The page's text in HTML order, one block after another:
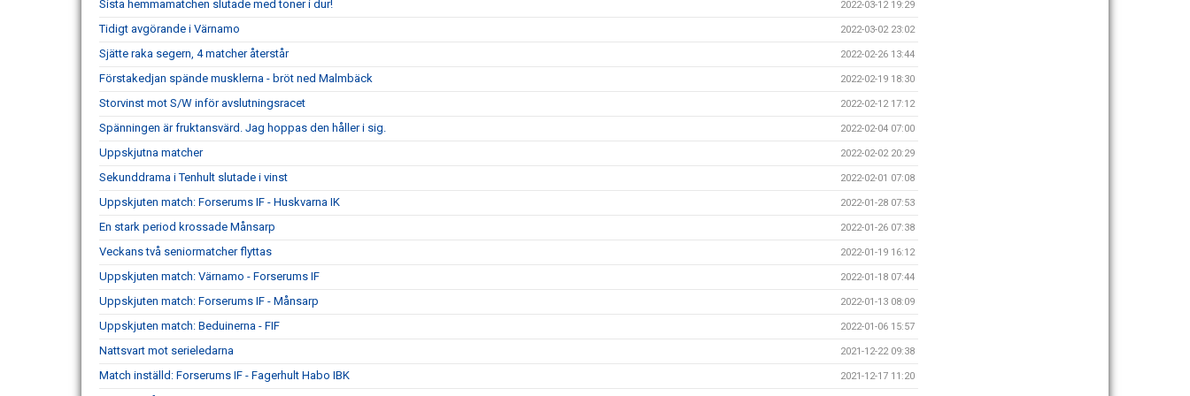
Sista hemmamatchen slutade med toner i dur! 2022-03-12 19:29
Tidigt avgörande i Värnamo 2022-03-02 23:02
Sjätte raka segern, 4 matcher återstår 2022-02-26 13:44
Förstakedjan spände musklerna - bröt ned Malmbäck 2022-02-19 18:30
Storvinst mot S/W inför avslutningsracet 2022-02-12 17:12
Spänningen är fruktansvärd. Jag hoppas den håller i sig. 2022-02-04 07:00
Uppskjutna matcher 2022-02-02 20:29
Sekunddrama i Tenhult slutade i vinst 2022-02-01 07:08
Uppskjuten match: Forserums IF - Huskvarna IK 2022-01-28 07:53
En stark period krossade Månsarp 2022-01-26 07:38
Veckans två seniormatcher flyttas 2022-01-19 16:12
Uppskjuten match: Värnamo - Forserums IF 2022-01-18 07:44
Uppskjuten match: Forserums IF - Månsarp 2022-01-13 08:09
Uppskjuten match: Beduinerna - FIF 2022-01-06 15:57
Nattsvart mot serieledarna 2021-12-22 09:38
Match inställd: Forserums IF - Fagerhult Habo IBK 2021-12-17 11:20